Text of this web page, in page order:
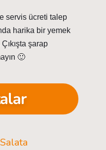
servis ücreti talep
harika bir yemek
şarap
🙂